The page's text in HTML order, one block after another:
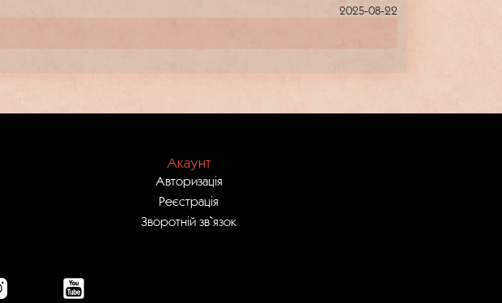
2025-08-22
Акаунт
Авторизація
Реєстрація
Зворотній зв`язок